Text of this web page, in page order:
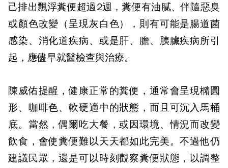
己排出飄浮糞便超過2週，糞便有油膩、伴隨惡臭
或顏色改變（呈現灰白色），則有可能是腸道菌
感染、消化道疾病、或是肝、膽、胰臟疾病所引
起，應儘早就醫檢查與治療。
陳威佑提醒，健康正常的糞便，通常會呈現橢圓
形、咖啡色、軟硬適中的狀態，而且可沉入馬桶
底。當然，偶爾吃大餐，或因環境、情況而改變
飲食，會使糞便難以天天都如此完美。不過他仍
建議民眾，還是可以時刻觀察糞便狀態，以調整